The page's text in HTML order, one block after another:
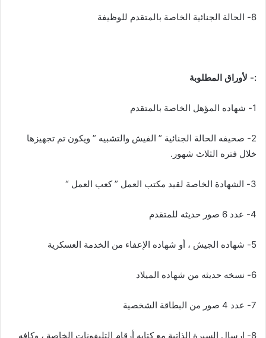
8- الحالة الجنائية الخاصة بالمتقدم للوظيفة
:- لأوراق المطلوبة
1- شهاده المؤهل الخاصة بالمتقدم
2- صحيفه الحالة الجنائية ” الفيش والتشبيه ” ويكون تم تجهيزها
خلال فتره الثلاث شهور.
3- الشهادة الخاصة لقيد مكتب العمل ” كعب العمل “
4- عدد 6 صور حديثه للمتقدم
5- شهاده الجيش ، أو شهاده الإعفاء من الخدمة العسكرية
6- نسخه حديثه من شهاده الميلاد
7- عدد 4 صور من البطاقة الشخصية
8- إرسال السيرة الذاتية مع كتابه أرقام التليفونات الخاصة ، وكافه